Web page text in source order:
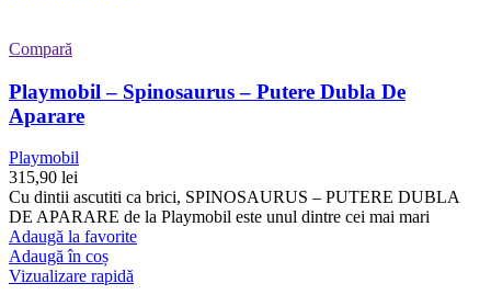
Compară
Playmobil – Spinosaurus – Putere Dubla De
Aparare
Playmobil
315,90 lei
Cu dintii ascutiti ca brici, SPINOSAURUS – PUTERE DUBLA
DE APARARE de la Playmobil este unul dintre cei mai mari
Adaugă la favorite
Adaugă în coș
Vizualizare rapidă